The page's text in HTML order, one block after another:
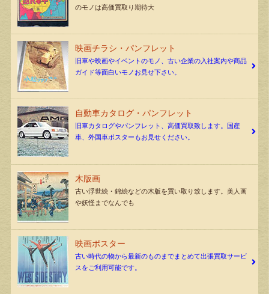
のモノは高価買取り期待大
映画チラシ・パンフレット
旧車や映画やイベントのモノ、古い企業の入社案内や商品
ガイド等面白いモノお見せ下さい。
自動車カタログ・パンフレット
旧車カタログやパンフレット、高価買取致します。国産
車、外国車ポスターもお見せください。
木版画
古い浮世絵・錦絵などの木版を買い取り致します。美人画
や妖怪までなんでも
映画ポスター
古い時代の物から最新のものまでまとめて出張買取サービ
スをご利用可能です。